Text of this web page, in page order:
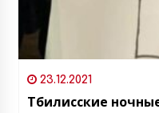
23.12.2021
Тбилисские